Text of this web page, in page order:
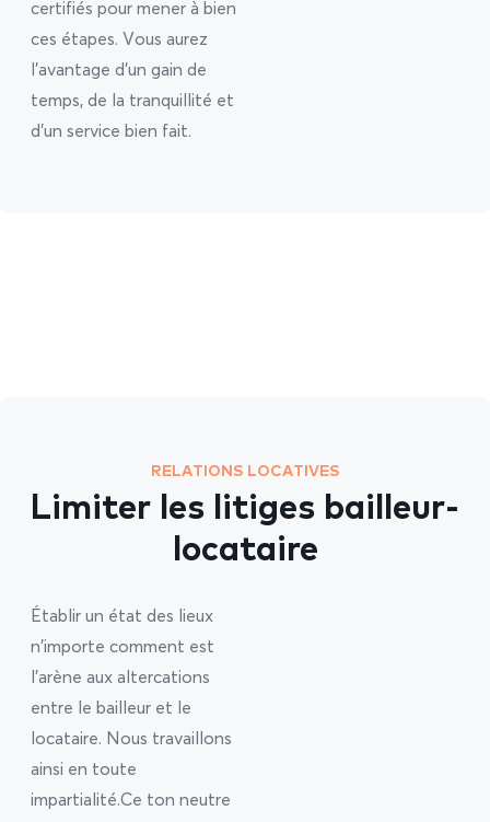
certifiés pour mener à bien
ces étapes. Vous aurez
l’avantage d’un gain de
temps, de la tranquillité et
d’un service bien fait.
RELATIONS LOCATIVES
Limiter les litiges bailleur-
locataire
Établir un état des lieux
n’importe comment est
l’arène aux altercations
entre le bailleur et le
locataire. Nous travaillons
ainsi en toute
impartialité.Ce ton neutre